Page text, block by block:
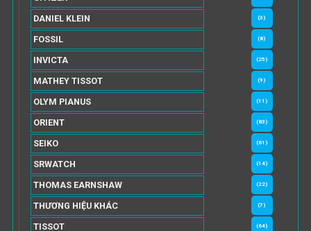
DANIEL KLEIN (3)
FOSSIL (8)
INVICTA (25)
MATHEY TISSOT (9)
OLYM PIANUS (11)
ORIENT (83)
SEIKO (61)
SRWATCH (14)
THOMAS EARNSHAW (22)
THƯƠNG HIỆU KHÁC (7)
TISSOT (64)